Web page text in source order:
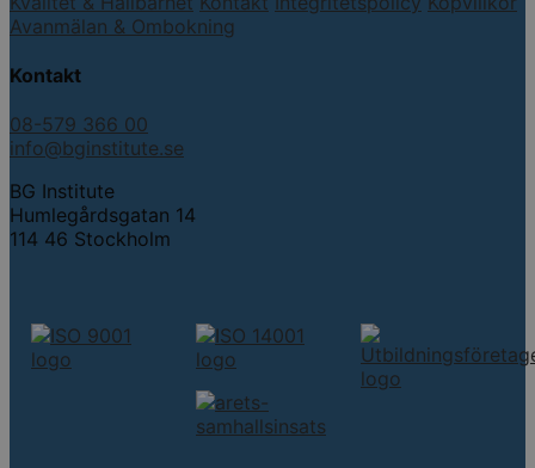
Avanmälan & Ombokning
Kontakt
08-579 366 00
info@bginstitute.se
BG Institute
Humlegårdsgatan 14
114 46 Stockholm